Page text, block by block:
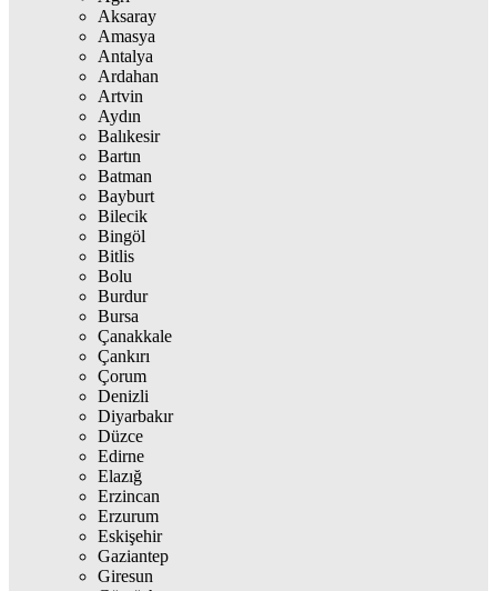
Aksaray
Amasya
Antalya
Ardahan
Artvin
Aydın
Balıkesir
Bartın
Batman
Bayburt
Bilecik
Bingöl
Bitlis
Bolu
Burdur
Bursa
Çanakkale
Çankırı
Çorum
Denizli
Diyarbakır
Düzce
Edirne
Elazığ
Erzincan
Erzurum
Eskişehir
Gaziantep
Giresun